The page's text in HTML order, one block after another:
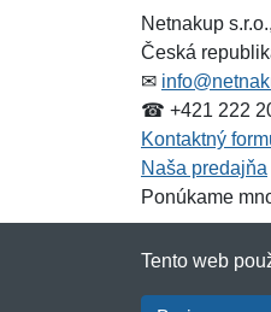
Netnakup
Česká
✉
☎ +421 222
Kontaktný
Naša predajňa
Ponúkame
Tento web